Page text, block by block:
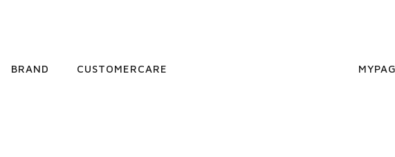
BRAND CUSTOMERCARE